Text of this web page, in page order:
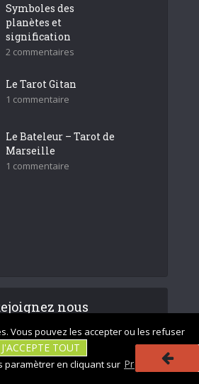
Symboles des
planètes et
signification
2 commentaires
Le Tarot Gitan
1 commentaire
Le Bateleur – Tarot de
Marseille
1 commentaire
nous
Vous pouvez les accepter ou les refuser
J'ACCEPTE TOUT
paramètrer en cliquant sur Préférences